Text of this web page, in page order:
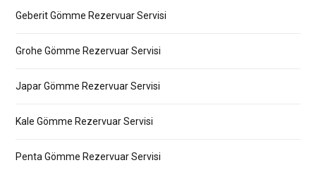
Geberit Gömme Rezervuar Servisi
Grohe Gömme Rezervuar Servisi
Japar Gömme Rezervuar Servisi
Kale Gömme Rezervuar Servisi
Penta Gömme Rezervuar Servisi